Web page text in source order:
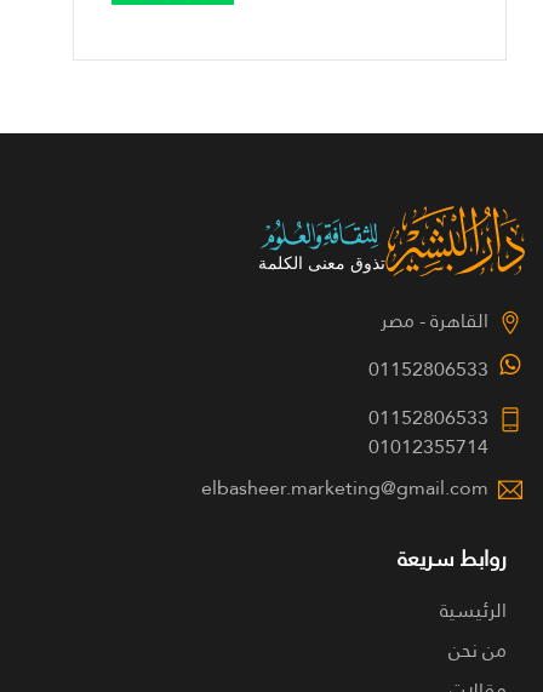
القاهرة - مصر
01152806533
01152806533
01012355714
elbasheer.marketing@gmail.com
روابط سريعة
الرئيسية
من نحن